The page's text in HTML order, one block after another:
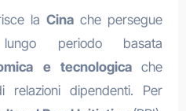
laCina che persegue
periodo basata
e tecnologicache
relazioni dipendenti. Per